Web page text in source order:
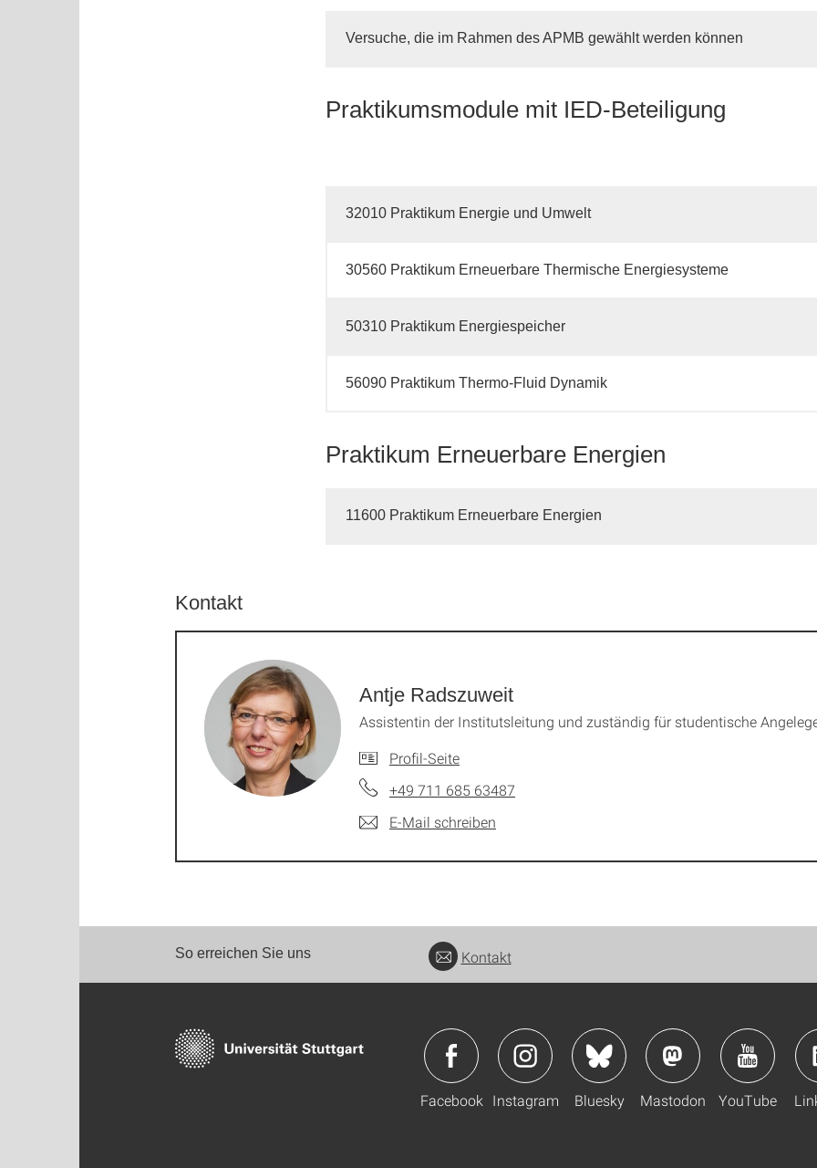
Versuche, die im Rahmen des APMB gewählt werden können
Praktikumsmodule mit IED-Beteiligung
32010 Praktikum Energie und Umwelt
30560 Praktikum Erneuerbare Thermische Energiesysteme
50310 Praktikum Energiespeicher
56090 Praktikum Thermo-Fluid Dynamik
Praktikum Erneuerbare Energien
11600 Praktikum Erneuerbare Energien
Kontakt
Antje Radszuweit
Assistentin der Institutsleitung und zuständig für studentische
Profil-Seite
+49 711 685 63487
E-Mail schreiben
So erreichen Sie uns Kontakt
Facebook Instagram Bluesky Mastodon YouTube